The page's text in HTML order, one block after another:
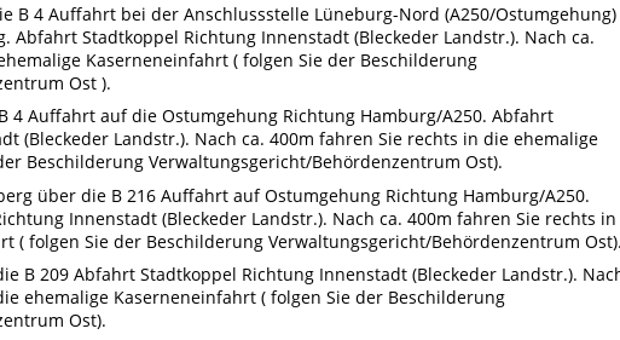
B 4 Auffahrt bei der Anschlussstelle Lüneburg-Nord (A250/Ostumgehung)
Abfahrt Stadtkoppel Richtung Innenstadt (Bleckeder Landstr.). Nach ca.
Kaserneneinfahrt ( folgen Sie der Beschilderung
Ost ).
4 Auffahrt auf die Ostumgehung Richtung Hamburg/A250. Abfahrt
(Bleckeder Landstr.). Nach ca. 400m fahren Sie rechts in die ehemalige
Beschilderung Verwaltungsgericht/Behördenzentrum Ost).
über die B 216 Auffahrt auf Ostumgehung Richtung Hamburg/A250.
Innenstadt (Bleckeder Landstr.). Nach ca. 400m fahren Sie rechts in
( folgen Sie der Beschilderung Verwaltungsgericht/Behördenzentrum
B 209 Abfahrt Stadtkoppel Richtung Innenstadt (Bleckeder Landstr.).
ehemalige Kaserneneinfahrt ( folgen Sie der Beschilderung
Ost).